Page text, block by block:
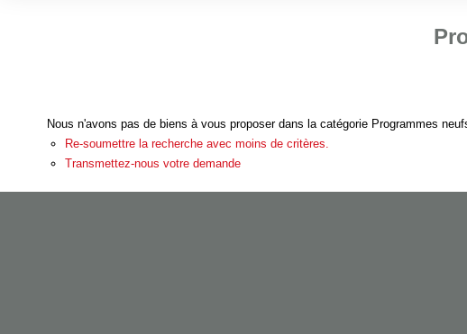
Nous n'avons pas de biens à vous proposer dans la catégorie Programmes
Re-soumettre la recherche avec moins de critères.
Transmettez-nous votre demande